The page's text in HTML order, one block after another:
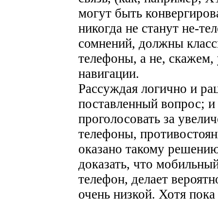
могут быть
никогда не станут не-
сомнений, должны
телефоны, а не, скажем,
навигации.
Рассуждая логично и
поставленный вопрос;
проголосовать за
телефоны,
оказано такому
доказать, что
телефон, делает
очень низкой. Хотя